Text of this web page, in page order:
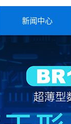
新闻中心